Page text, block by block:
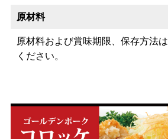
原材料
原材料および賞味期限、保存方法は
ください。